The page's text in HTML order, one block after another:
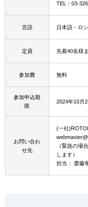
TEL：03-
言語 日本語・ロ
定員 先着40名様
参加費 無料
参加申込期
限
2024年10月
お問い合わ
せ先
(一社
（緊急の場
します）
担当： 齋藤